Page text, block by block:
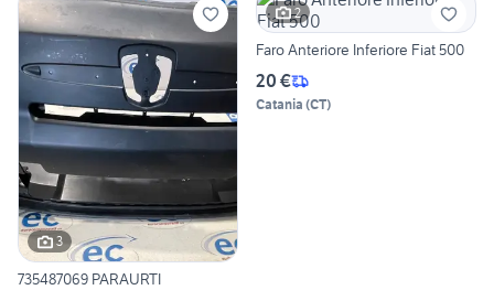
3
735487069 PARAURTI
2
Faro Anteriore Inferiore Fiat 500
20 €
Catania (CT)